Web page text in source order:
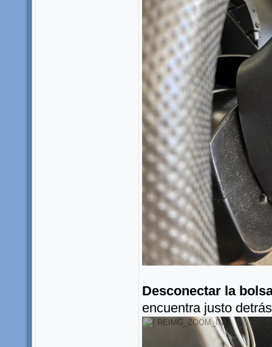
Desconectar la
encuentra justo